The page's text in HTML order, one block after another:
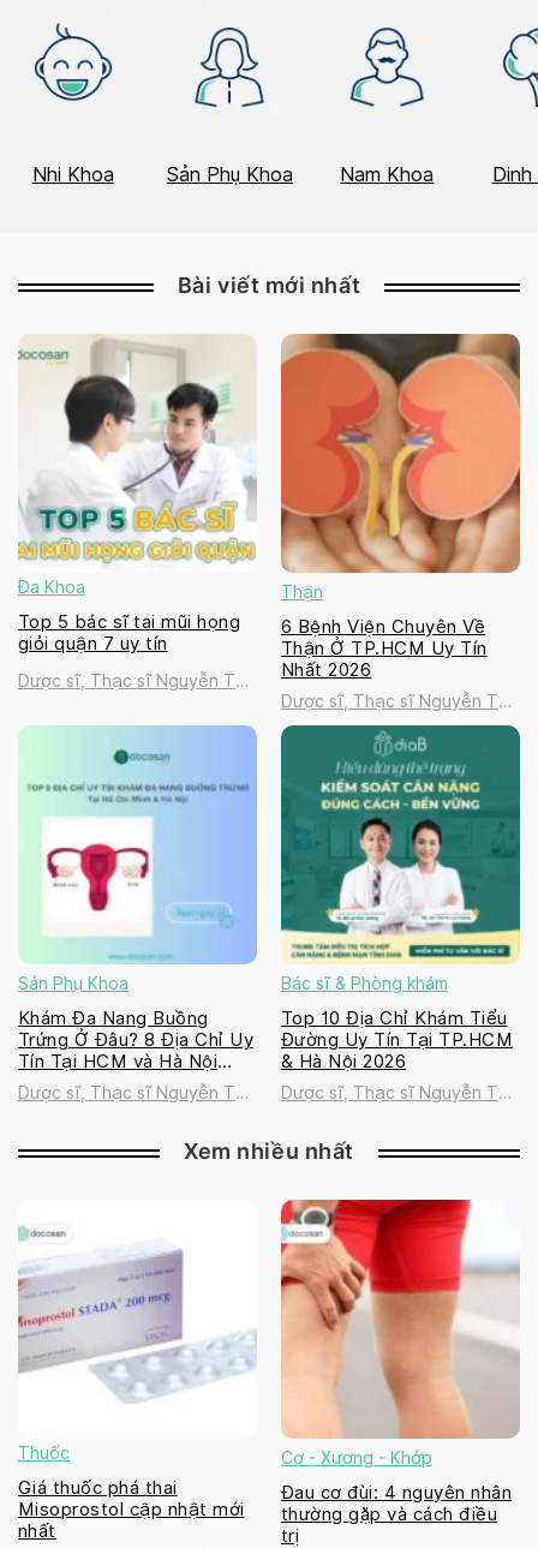
Nhi Khoa Sản Phụ Khoa Nam Khoa Dinh
Bài viết mới nhất
Đa Khoa
Top 5 bác sĩ tai mũi họng
giỏi quận 7 uy tín
Dược sĩ, Thạc sĩ Nguyễn Thị
Thận
6 Bệnh Viện Chuyên Về
Thận Ở TP.HCM Uy Tín
Nhất 2026
Dược sĩ, Thạc sĩ Nguyễn Thị
Thanh Tú
Sản Phụ Khoa
Khám Đa Nang Buồng
Trứng Ở Đâu? 8 Địa Chỉ Uy
Tín Tại HCM và Hà Nội
2026
Dược sĩ, Thạc sĩ Nguyễn Thị
Bác sĩ & Phòng khám
Top 10 Địa Chỉ Khám Tiểu
Đường Uy Tín Tại TP.HCM
& Hà Nội 2026
Dược sĩ, Thạc sĩ Nguyễn Thị
Xem nhiều nhất
Thuốc
Giá thuốc phá thai
Misoprostol cập nhật mới
nhất
Cơ - Xương - Khớp
Đau cơ đùi: 4 nguyên nhân
thường gặp và cách điều
trị